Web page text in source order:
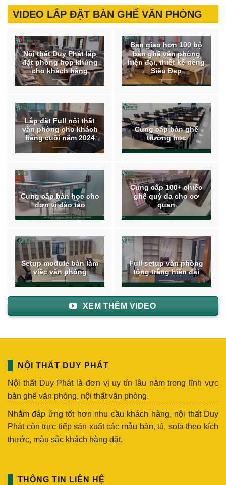
VIDEO LẮP ĐẶT BÀN GHẾ VĂN PHÒNG
Nội thất Duy Phát lắp
đặt phòng họp khủng
cho khách hàng
Bàn giao hơn 100 bộ
bàn ghế văn phòng
hiện đại, thiết kế riêng
Siêu Đẹp
Lắp đặt Full nội thất
văn phòng cho khách
hàng cuối năm 2024
Cung cấp bàn ghế
trường học
Cung cấp bàn học cho
đơn vị đào tạo
Cung cấp 100+ chiếc
ghế quỳ da cho cơ
quan
Setup module bàn làm
việc văn phòng
Full setup văn phòng
tông trắng hiện đại
XEM THÊM VIDEO
NỘI THẤT DUY PHÁT
Nội thất Duy Phát là đơn vị uy tín lâu năm trong lĩnh vực
bàn ghế văn phòng, nội thất văn phòng.
Nhằm đáp ứng tốt hơn nhu cầu khách hàng, nội thất Duy
Phát còn trực tiếp sản xuất các mẫu bàn, tủ, sofa theo kích
thước, màu sắc khách hàng đặt.
THÔNG TIN LIÊN HỆ